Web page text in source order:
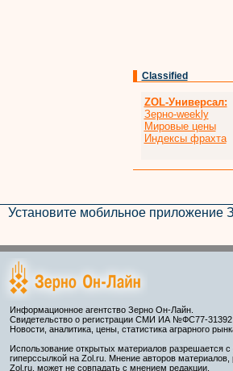
Classified
ZOL-Универсал:
Зерно-weekly
Мировые цены
Индексы фрахта
Установите мобильное приложение
Информационное агентство Зерно Он-Лайн.
Свидетельство о регистрации СМИ ИА №ФС77-31392
Новости, аналитика, цены, статистика аграрного
Использование открытых материалов разрешается с
гиперссылкой на Zol.ru. Мнение авторов
Zol.ru, может не совпадать с мнением редакции.